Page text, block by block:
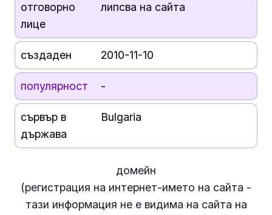
отговорно
лице
липсва на сайта
създаден 2010-11-10
популярност -
сървър в
държава
Bulgaria
домейн
(регистрация на интернет-името на сайта -
тази информация не евидима на сайта на